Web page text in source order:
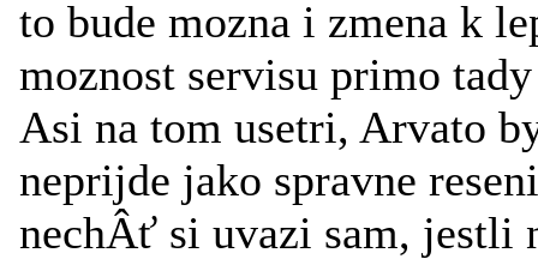
to bude mozna i zmena k
moznost servisu primo
Asi na tom usetri, Arvato
neprijde jako spravne
nechÂť si uvazi sam, jestli